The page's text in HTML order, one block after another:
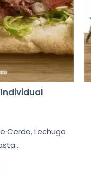
Cerdo, Lechuga